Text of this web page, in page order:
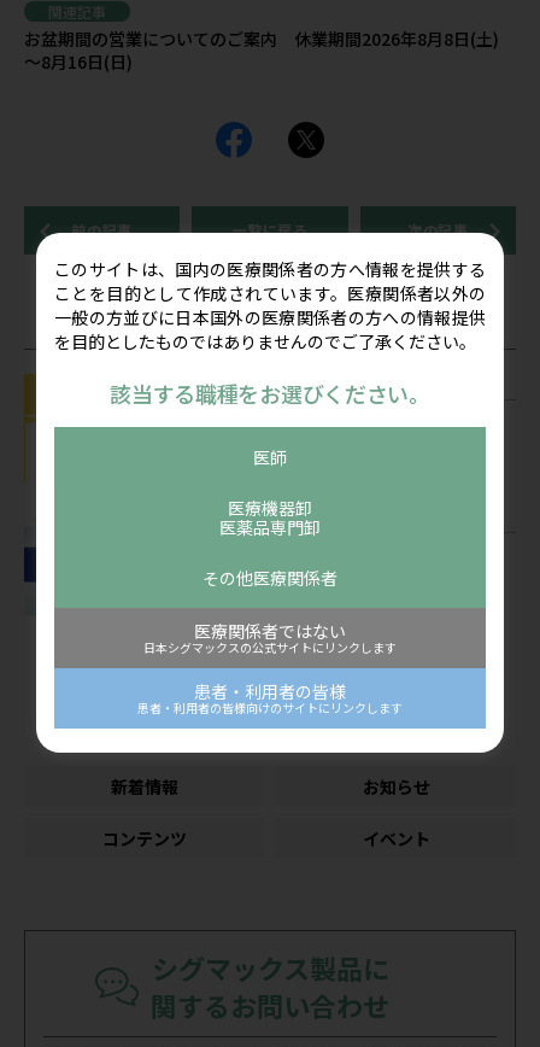
関連記事
お盆期間の営業についてのご案内 休業期間2026年8月8日(土)
～8月16日(日)
前の記事 一覧に戻る 次の記事
関連記事
お知らせ
期間2026年8月8日(土) ～8月16日(日)
公開：2026/07/22
コンテンツ
2026年5月掲載「看護ケアにポケットエ
コーを活用しよう！」を公開しました
公開：2026/07/07
カテゴリー
新着情報 お知らせ
コンテンツ イベント
シグマックス製品に
関するお問い合わせ
このサイトは、国内の医療関係者の方へ情報を提供する
ことを目的として作成されています。医療関係者以外の
一般の方並びに日本国外の医療関係者の方への情報提供
を目的としたものではありませんのでご了承ください。
該当する職種をお選びください。
医師
医療機器卸
医薬品専門卸
その他医療関係者
医療関係者ではない
日本シグマックスの公式サイトにリンクします
患者・利用者の皆様
患者・利用者の皆様向けのサイトにリンクします